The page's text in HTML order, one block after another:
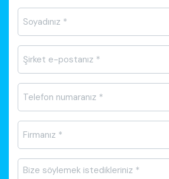
posta
*
*
Mesajı